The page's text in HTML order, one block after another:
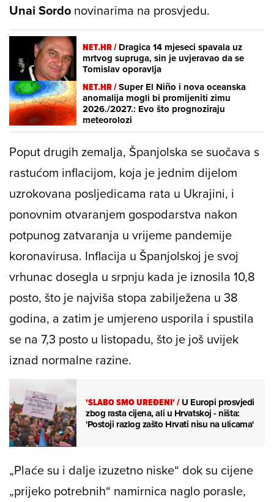
Unai Sordo novinarima na prosvjedu.
NET.HR /Dragica 14 mjeseci spavala uz
mrtvog supruga, sin je uvjeravao da se
Tomislav oporavlja
NET.HR /Super El Niño i nova oceanska
anomalija mogli bi promijeniti zimu
2026./2027.: Evo što prognoziraju
meteorolozi
Poput drugih zemalja, Španjolska se suočava s
rastućom inflacijom, koja je jednim dijelom
uzrokovana posljedicama rata u Ukrajini, i
ponovnim otvaranjem gospodarstva nakon
potpunog zatvaranja u vrijeme pandemije
koronavirusa. Inflacija u Španjolskoj je svoj
vrhunac dosegla u srpnju kada je iznosila 10,8
posto, što je najviša stopa zabilježena u 38
godina, a zatim je umjereno usporila i spustila
se na 7,3 posto u listopadu, što je još uvijek
iznad normalne razine.
'SLABO SMO UREĐENI'/U Europi prosvjedi
zbog rasta cijena, ali u Hrvatskoj - ništa:
'Postoji razlog zašto Hrvati nisu na ulicama'
„Plaće su i dalje izuzetno niske“ dok su cijene
„prijeko potrebnih“ namirnica naglo porasle,